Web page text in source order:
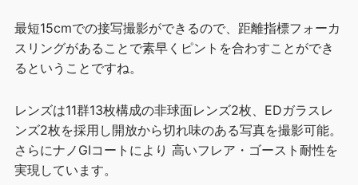
最短15cmでの接写撮影ができるので、距離指標フォーカ
スリングがあることで素早くピントを合わすことができ
るということですね。
レンズは11群13枚構成の非球面レンズ2枚、EDガラスレ
ンズ2枚を採用し開放から切れ味のある写真を撮影可能。
さらにナノGIコートにより 高いフレア・ゴースト耐性を
実現しています。